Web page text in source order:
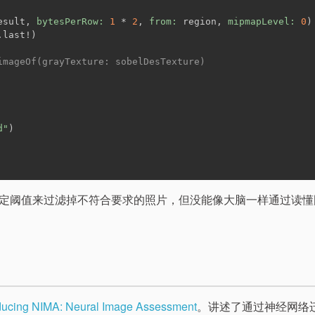
bytesPerRow: 1 * 2 , from: region, mipmapLevel: 0 )
sobelDesTexture)
)
阈值来过滤掉不符合要求的照片，但没能像大脑一样通过读
NIMA: Neural Image Assessment。讲述了通过神经网络